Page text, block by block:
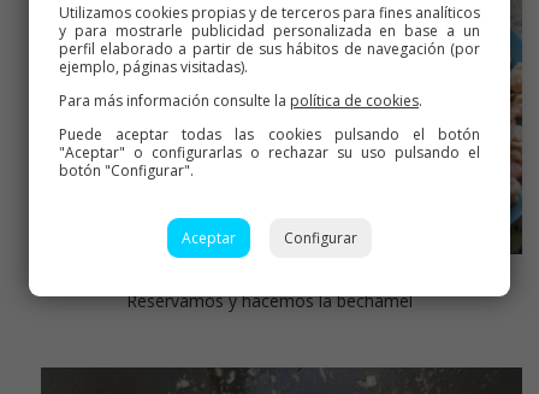
Reservamos y hacemos la bechamel
Utilizamos cookies propias y de terceros para fines analíticos
y para mostrarle publicidad personalizada en base a un
perfil elaborado a partir de sus hábitos de navegación (por
ejemplo, páginas visitadas).
Para más información consulte la política de cookies.
Puede aceptar todas las cookies pulsando el botón
"Aceptar" o configurarlas o rechazar su uso pulsando el
botón "Configurar".
Aceptar Configurar